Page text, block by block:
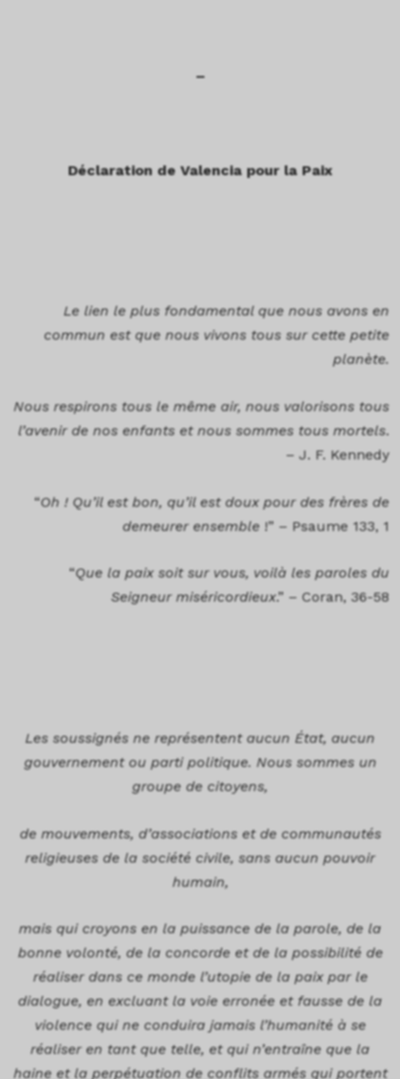
–
Déclaration de Valencia pour la Paix
Le lien le plus fondamental que nous avons en
commun est que nous vivons tous sur cette petite
planète.
Nous respirons tous le même air, nous valorisons tous
l’avenir de nos enfants et nous sommes tous mortels.
– J. F. Kennedy
“Oh ! Qu’il est bon, qu’il est doux pour des frères de
demeurer ensemble !” – Psaume 133, 1
“Que la paix soit sur vous, voilà les paroles du
Seigneur miséricordieux.” – Coran, 36-58
Les soussignés ne représentent aucun État, aucun
gouvernement ou parti politique. Nous sommes un
groupe de citoyens,
de mouvements, d’associations et de communautés
religieuses de la société civile, sans aucun pouvoir
humain,
mais qui croyons en la puissance de la parole, de la
bonne volonté, de la concorde et de la possibilité de
réaliser dans ce monde l’utopie de la paix par le
dialogue, en excluant la voie erronée et fausse de la
violence qui ne conduira jamais l’humanité à se
réaliser en tant que telle, et qui n’entraîne que la
haine et la perpétuation de conflits armés qui portent